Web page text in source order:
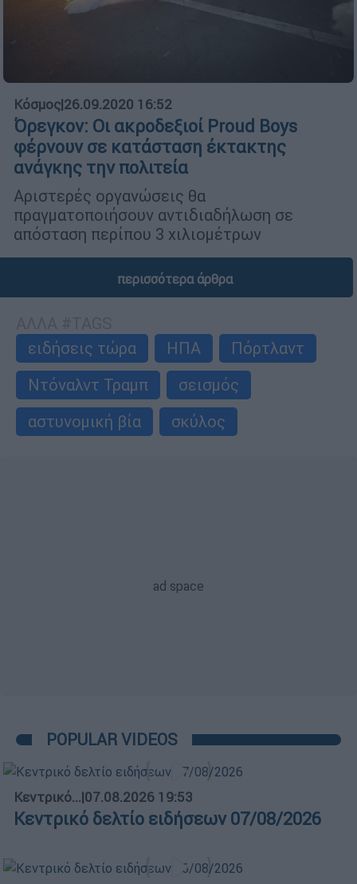
Κόσμος|26.09.2020 16:52
Όρεγκον: Οι ακροδεξιοί Proud Boys
φέρνουν σε κατάσταση έκτακτης
ανάγκης την πολιτεία
Αριστερές οργανώσεις θα
πραγματοποιήσουν αντιδιαδήλωση σε
απόσταση περίπου 3 χιλιομέτρων
περισσότερα άρθρα
ειδήσεις τώρα
ΗΠΑ
Πόρτλαντ
Ντόναλντ Τραμπ
σεισμός
αστυνομική βία
σκύλος
POPULAR VIDEOS
Κεντρικό...|07.08.2026 19:53
Κεντρικό δελτίο ειδήσεων 07/08/2026